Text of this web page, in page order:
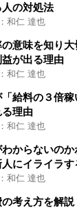
の対処法
和仁 達也
意味を知り
益が出る理由
和仁 達也
給料の３倍稼
理由
和仁 達也
わからないの
人にイライラ
和仁 達也
の考え方を解